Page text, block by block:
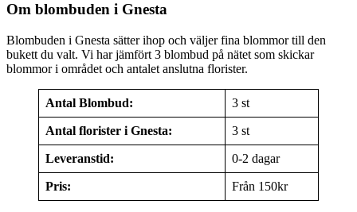
Om blombuden i Gnesta
Blombuden i Gnesta sätter ihop och väljer fina blommor till den
bukett du valt. Vi har jämfört 3 blombud på nätet som skickar
blommor i området och antalet anslutna florister.
Antal Blombud: 3 st
Antal florister i Gnesta: 3 st
Leveranstid: 0-2 dagar
Pris: Från 150kr